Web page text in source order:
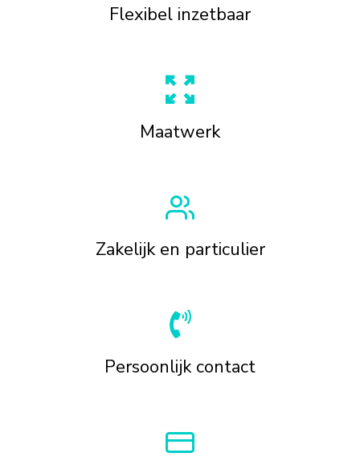
Flexibel inzetbaar
Maatwerk
Zakelijk en particulier
Persoonlijk contact